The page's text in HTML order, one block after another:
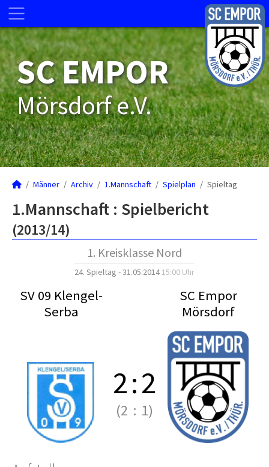
SC EMPOR
Mörsdorf e.V.
Männer Archiv 1.Mannschaft Spielplan Spieltag
1.Mannschaft : Spielbericht
(2013/14)
1. Kreisklasse Nord
24. Spieltag - 31.05.201415:00 Uhr
SV 09 Klengel-
Serba
SC Empor
Mörsdorf
2:2
(2 : 1)